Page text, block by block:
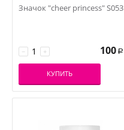
Значок "cheer princess" S053
+
− 100 Р
КУПИТЬ